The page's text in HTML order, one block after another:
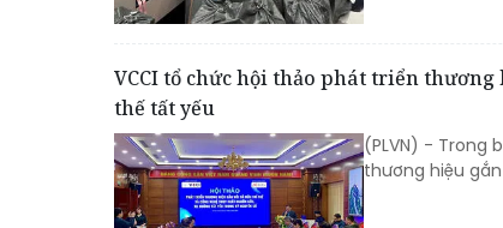
VCCI tổ chức hội thảo phát triển
thế tất yếu
(PLVN) - Trong
thương hiệu